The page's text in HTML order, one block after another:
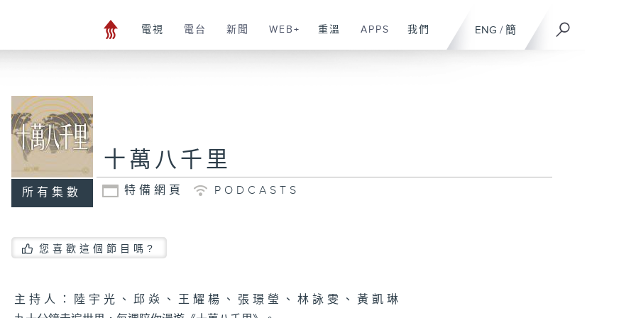
ENG / 簡
電視 電台 新聞 WEB+ 重溫 APPS 我們
所有集數
十萬八千里
特備網頁 PODCASTS
您喜歡這個節目嗎?
主持人：陸宇光、邱焱、王耀楊、張璟瑩、林詠雯、黃凱琳